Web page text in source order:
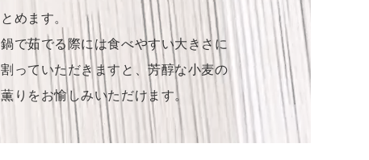
とめます。
鍋で茹でる際には食べやすい大きさに
割っていただきますと、芳醇な小麦の
薫りをお愉しみいただけます。